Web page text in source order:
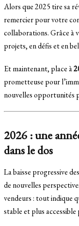
Alors que 2025 tire sa
remercier pour votre
collaborations. Grâce à
projets, en défis et en
Et maintenant, place à
prometteuse pour
nouvelles opportunités
2026 : une
dans le dos
La baisse progressive
de nouvelles
vendeurs : tout indique
stable et plus